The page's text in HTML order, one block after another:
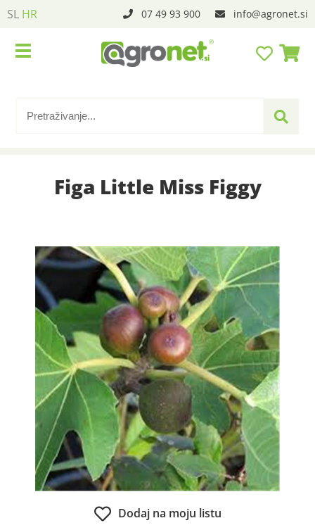
SL HR 07 49 93 900 info agronet.si
Figa Little Miss Figgy
Dodaj na moju listu